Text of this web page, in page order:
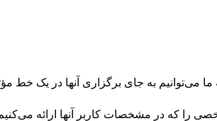
به جای برگزاری آنها در یک خط
را که در مشخصات کاربر آنها ارائه